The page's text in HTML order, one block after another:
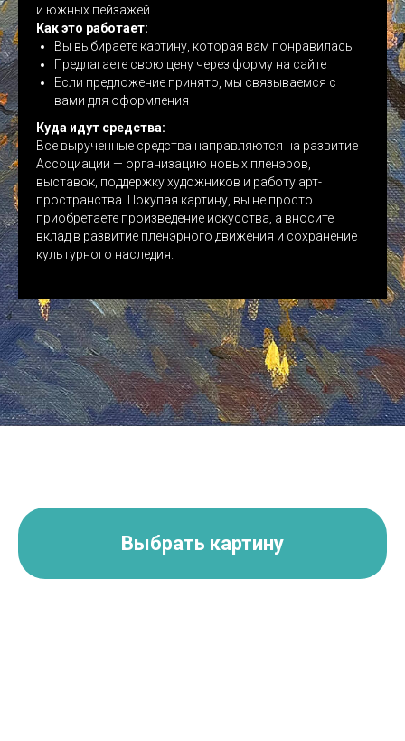
и южных пейзажей.
Как это работает:
Вы выбираете картину, которая вам понравилась
Предлагаете свою цену через форму на сайте
Если предложение принято, мы связываемся с
вами для оформления
Куда идут средства:
Все вырученные средства направляются на развитие
Ассоциации — организацию новых пленэров,
выставок, поддержку художников и работу арт-
пространства. Покупая картину, вы не просто
приобретаете произведение искусства, а вносите
вклад в развитие пленэрного движения и сохранение
культурного наследия.
Выбрать картину